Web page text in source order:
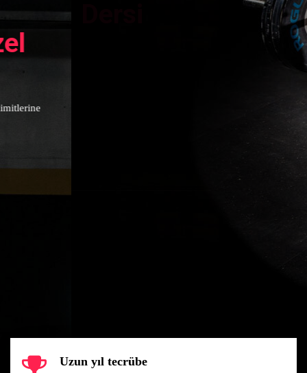
Kişiye Özel
Dersi
Kişiye özel training ders işin uzman ekimizle mutlaka danışın ve
Uzun yıl tecrübe